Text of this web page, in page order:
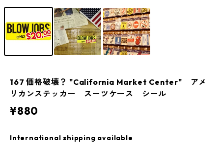
167 価格破壊？ "California Market Center" アメ
リカンステッカー スーツケース シール
¥880
International shipping available